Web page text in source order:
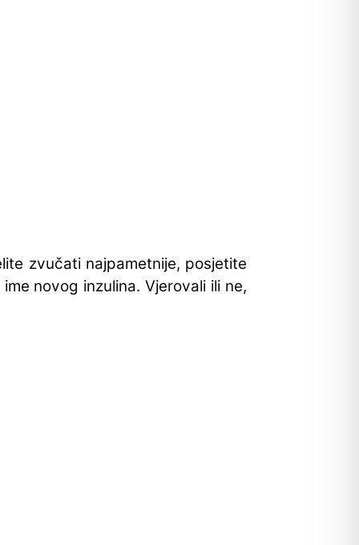
zvučati najpametnije, posjetite
novog inzulina. Vjerovali ili ne,